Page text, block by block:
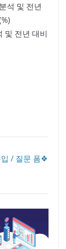
석 및 전년
및 전년 대비
/ 질문 폼❖